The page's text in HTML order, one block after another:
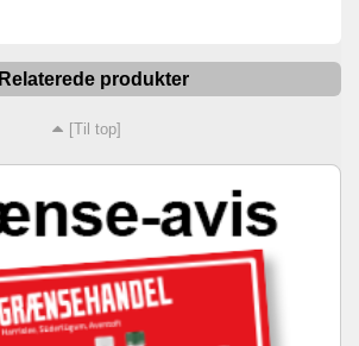
Relaterede produkter
[Til top]